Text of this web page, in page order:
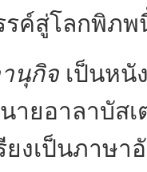
รค์สู่โลกพิภพ
นุกิจ เป็นหนั
ายอาลาบัส
ยงเป็นภาษ